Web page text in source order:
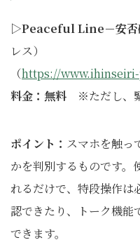
▷Peaceful Line－安否
レス）
（https://
料金：無料 ※ただし、
ポイント： スマホを触っ
かを判別するものです。
れるだけで、特段操作は
認できたり、トーク機能
できます。